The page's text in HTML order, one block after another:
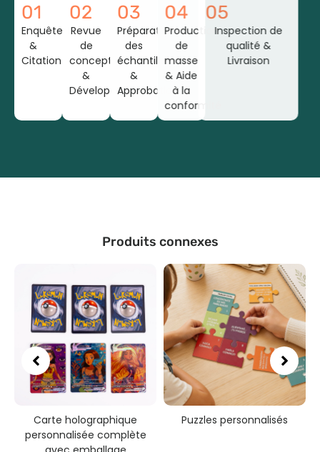
01
Enquête
&
Citation
02
Revue
de
conception
&
Développement
03
Préparation
des
échantillons
&
Approbation
04
Production
de
masse
& Aide
à la
conformité
05
Inspection de
qualité &
Livraison
Produits connexes
Carte holographique
personnalisée complète
Puzzles personnalisés